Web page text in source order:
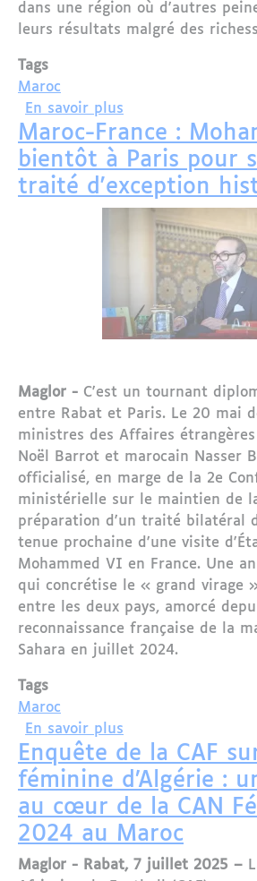
dans une région où d'autres
leurs résultats malgré des
Tags
Maroc
En savoir plus
Maroc-France :
bientôt à Paris pour
traité d'exception
Maglor - C'est un tournant
entre Rabat et Paris. Le 20 mai
ministres des Affaires
Noël Barrot et marocain Nasser
officialisé, en marge de la 2e
ministérielle sur le maintien de
préparation d'un traité bilatéral
tenue prochaine d'une visite
Mohammed VI en France. Une
qui concrétise le « grand virage
entre les deux pays, amorcé
reconnaissance française de la
Sahara en juillet 2024.
Tags
Maroc
En savoir plus
Enquête de la CAF
féminine d’Algérie :
au cœur de la CAN
2024 au Maroc
Maglor - Rabat, 7 juillet 2025 –